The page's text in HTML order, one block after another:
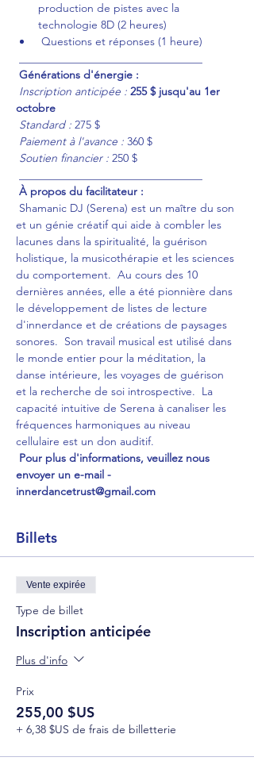
production de pistes avec la
technologie 8D (2 heures)
Questions et réponses (1 heure)
Générations d'énergie :
Inscription anticipée : 255 $ jusqu'au 1er
octobre
Standard : 275 $
Paiement à l'avance : 360 $
Soutien financier : 250 $
À propos du facilitateur :
et un génie créatif qui aide à combler les
lacunes dans la spiritualité, la guérison
holistique, la musicothérapie et les sciences
du comportement.  Au cours des 10
dernières années, elle a été pionnière dans
le développement de listes de lecture
d'innerdance et de créations de paysages
sonores.  Son travail musical est utilisé dans
le monde entier pour la méditation, la
danse intérieure, les voyages de guérison
et la recherche de soi introspective.  La
capacité intuitive de Serena à canaliser les
fréquences harmoniques au niveau
cellulaire est un don auditif.
Pour plus d'informations, veuillez nous
envoyer un e-mail -
innerdancetrust@gmail.com
Billets
Vente expirée
Type de billet
Inscription anticipée
Plus d'info
Prix
255,00 $US
+ 6,38 $US de frais de billetterie